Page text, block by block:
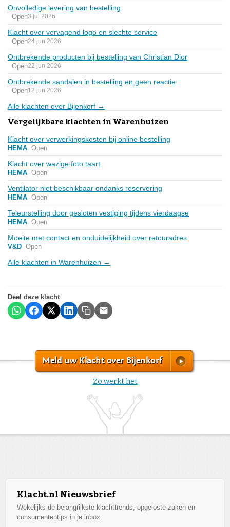
Onvolledige levering van bestelling
Open3 jul 2026
Klacht over vervagend logo en slechte service
Open24 jun 2026
Ontbrekende producten bij bestelling van Christian Dior
Open22 jun 2026
Ontbrekende sandalen in bestelling en geen reactie
Open12 jun 2026
Alle klachten over Bijenkorf →
Vergelijkbare klachten in Warenhuizen
Klacht over verwerkingskosten bij online bestelling
HEMA Open
Klacht over wazige foto taart
HEMA Open
Ventilator niet beschikbaar ondanks reservering
HEMA Open
Teleurstelling door gesloten vestiging tijdens vierdaagse
HEMA Open
Moeite met contact en onduidelijkheid over retouradres
V&D Open
Alle klachten in Warenhuizen →
Deel deze klacht
Meld uw Klacht over Bijenkorf
Zo werkt het
Klacht.nl Nieuwsbrief
Wekelijks de belangrijkste klachttrends, opgeloste zaken en
consumententips in je inbox.